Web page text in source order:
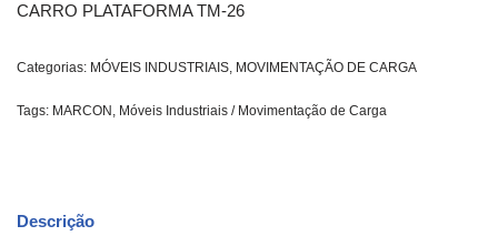
CARRO PLATAFORMA TM-26
Categorias: MÓVEIS INDUSTRIAIS, MOVIMENTAÇÃO DE CARGA
Tags: MARCON , Móveis Industriais / Movimentação de Carga
Descrição